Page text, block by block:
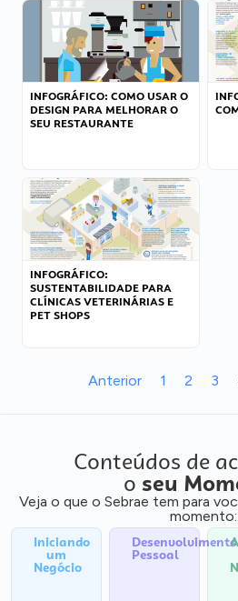
INFOGRÁFICO: COMO USAR O
DESIGN PARA MELHORAR O
SEU RESTAURANTE
INFOGRÁFICO:
SUSTENTABILIDADE PARA
CLÍNICAS VETERINÁRIAS E
PET SHOPS
Anterior 1 2 3
Conteúdos de
o seu
Veja o que o Sebrae tem para
momento:
Iniciando
um
Negócio
Desenvolvimento
Pessoal